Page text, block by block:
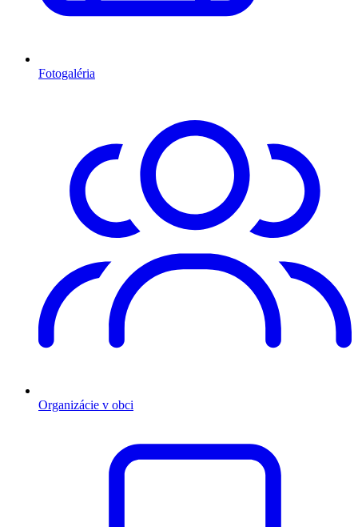
Fotogaléria
Organizácie v obci